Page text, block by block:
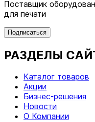
Поставщик
для печати
Подписаться
РАЗДЕЛЫ
Каталог товаров
Акции
Бизнес-решения
Новости
О Компании